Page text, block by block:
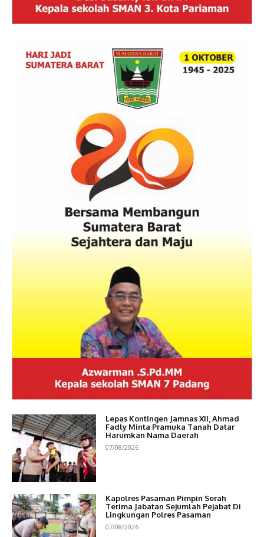
Lepas Kontingen Jamnas XII, Ahmad
Fadly Minta Pramuka Tanah Datar
Harumkan Nama Daerah
07/08/2026
Kapolres Pasaman Pimpin Serah
Terima Jabatan Sejumlah Pejabat Di
Lingkungan Polres Pasaman
07/08/2026